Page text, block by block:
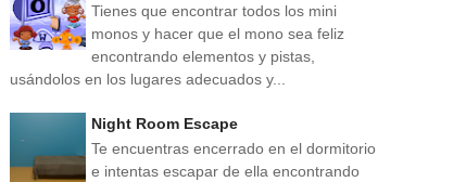
Tienes que encontrar todos los mini
monos y hacer que el mono sea feliz
encontrando elementos y pistas,
usándolos en los lugares adecuados y...
Night Room Escape
Te encuentras encerrado en el dormitorio
e intentas escapar de ella encontrando